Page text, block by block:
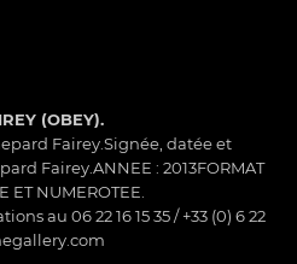
(OBEY).
Fairey.Signée, datée et
Fairey.ANNEE : 2013FORMAT
ET NUMEROTEE.
au 06 22 16 15 35 / +33 (0) 6 22